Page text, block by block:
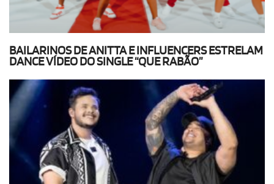
BAILARINOS DE ANITTA E INFLUENCERS ESTRELAM
DANCE VÍDEO DO SINGLE “QUE RABÃO”